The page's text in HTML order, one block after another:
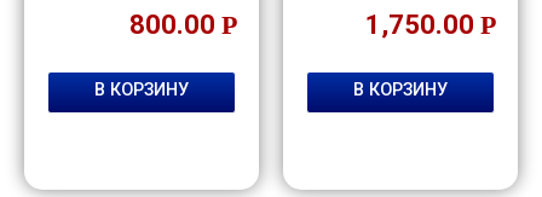
800.00 Р
В КОРЗИНУ
1,750.00 Р
В КОРЗИНУ